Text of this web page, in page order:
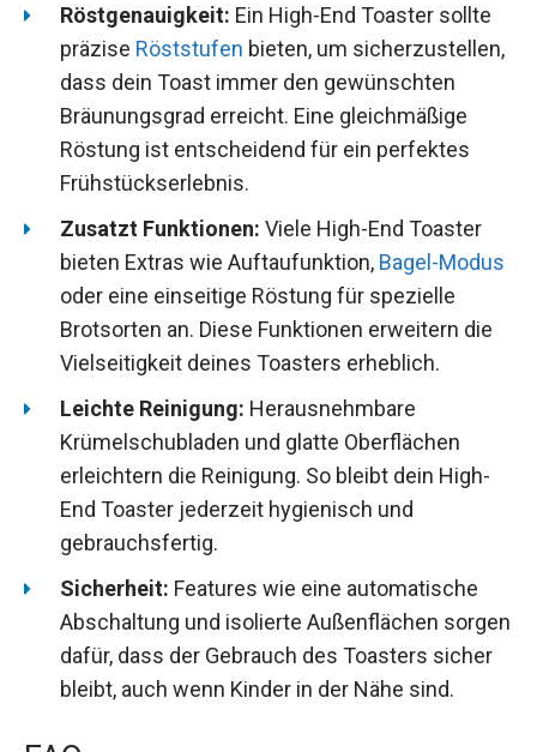
Röstgenauigkeit: Ein High-End Toaster sollte
präzise Röststufen bieten, um sicherzustellen,
dass dein Toast immer den gewünschten
Bräunungsgrad erreicht. Eine gleichmäßige
Röstung ist entscheidend für ein perfektes
Frühstückserlebnis.
Zusatzt Funktionen: Viele High-End Toaster
bieten Extras wie Auftaufunktion, Bagel-Modus
oder eine einseitige Röstung für spezielle
Brotsorten an. Diese Funktionen erweitern die
Vielseitigkeit deines Toasters erheblich.
Leichte Reinigung: Herausnehmbare
Krümelschubladen und glatte Oberflächen
erleichtern die Reinigung. So bleibt dein High-
End Toaster jederzeit hygienisch und
gebrauchsfertig.
Sicherheit: Features wie eine automatische
Abschaltung und isolierte Außenflächen sorgen
dafür, dass der Gebrauch des Toasters sicher
bleibt, auch wenn Kinder in der Nähe sind.